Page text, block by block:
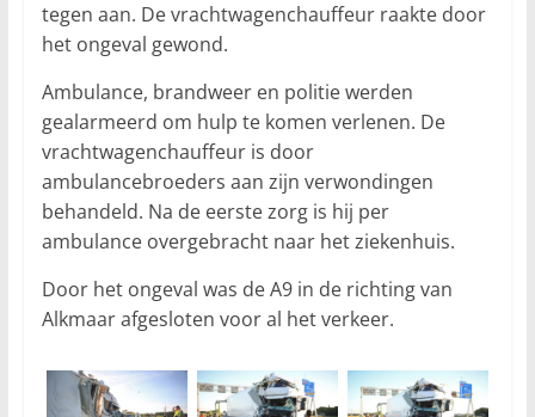
tegen aan. De vrachtwagenchauffeur raakte door
het ongeval gewond.
Ambulance, brandweer en politie werden
gealarmeerd om hulp te komen verlenen. De
vrachtwagenchauffeur is door
ambulancebroeders aan zijn verwondingen
behandeld. Na de eerste zorg is hij per
ambulance overgebracht naar het ziekenhuis.
Door het ongeval was de A9 in de richting van
Alkmaar afgesloten voor al het verkeer.